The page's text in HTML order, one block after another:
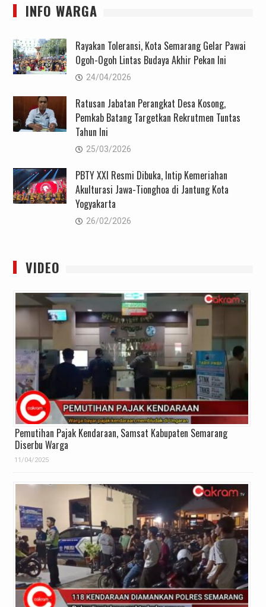
INFO WARGA
Rayakan Toleransi, Kota Semarang Gelar Pawai
Ogoh-Ogoh Lintas Budaya Akhir Pekan Ini
24/04/2026
Ratusan Jabatan Perangkat Desa Kosong,
Pemkab Batang Targetkan Rekrutmen Tuntas
Tahun Ini
25/03/2026
PBTY XXI Resmi Dibuka, Intip Kemeriahan
Akulturasi Jawa-Tionghoa di Jantung Kota
Yogyakarta
26/02/2026
VIDEO
Pemutihan Pajak Kendaraan, Samsat Kabupaten Semarang
Diserbu Warga
11/04/2025